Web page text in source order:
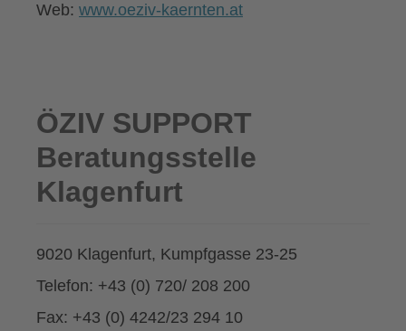
Web: www.oeziv-kaernten.at
ÖZIV SUPPORT
Beratungsstelle
Klagenfurt
9020 Klagenfurt, Kumpfgasse 23-25
Telefon: +43 (0) 720/ 208 200
Fax: +43 (0) 4242/23 294 10